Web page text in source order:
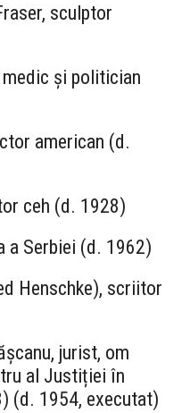
sculptor
și politician
american (d.
ceh (d. 1928)
a Serbiei (d. 1962)
Henschke), scriitor
jurist, om
al Justiției în
(d. 1954, executat)